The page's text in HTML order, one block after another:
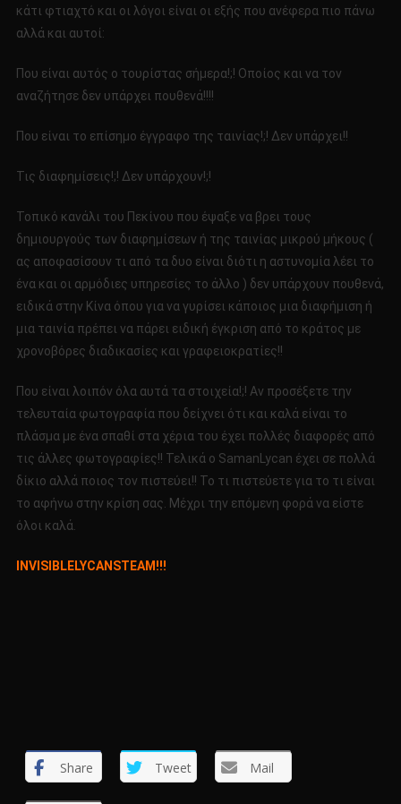
κάτι φτιαχτό και οι λόγοι είναι οι εξής που ανέφερα πιο πάνω
αλλά και αυτοί:
Που είναι αυτός ο τουρίστας σήμερα!;! Οποίος και να τον
αναζήτησε δεν υπάρχει πουθενά!!!!
Που είναι το επίσημο έγγραφο της ταινίας!;! Δεν υπάρχει!!
Τις διαφημίσεις!;! Δεν υπάρχουν!;!
Τοπικό κανάλι του Πεκίνου που έψαξε να βρει τους
δημιουργούς των διαφημίσεων ή της ταινίας μικρού μήκους (
ας αποφασίσουν τι από τα δυο είναι διότι η αστυνομία λέει το
ένα και οι αρμόδιες υπηρεσίες το άλλο ) δεν υπάρχουν πουθενά,
ειδικά στην Κίνα όπου για να γυρίσει κάποιος μια διαφήμιση ή
μια ταινία πρέπει να πάρει ειδική έγκριση από το κράτος με
χρονοβόρες διαδικασίες και γραφειοκρατίες!!
Που είναι λοιπόν όλα αυτά τα στοιχεία!;! Αν προσέξετε την
τελευταία φωτογραφία που δείχνει ότι και καλά είναι το
πλάσμα με ένα σπαθί στα χέρια του έχει πολλές διαφορές από
τις άλλες φωτογραφίες!! Τελικά ο SamanLycan έχει σε πολλά
δίκιο αλλά ποιος τον πιστεύει!! Το τι πιστεύετε για το τι είναι
το αφήνω στην κρίση σας. Μέχρι την επόμενη φορά να είστε
όλοι καλά.
INVISIBLELYCANSTEAM!!!
Share Tweet Mail